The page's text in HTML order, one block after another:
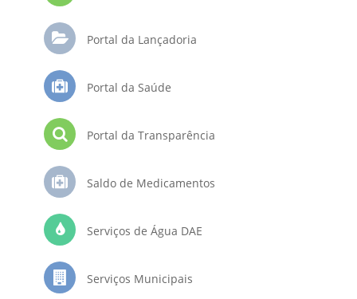
Portal da Lançadoria
Portal da Saúde
Portal da Transparência
Saldo de Medicamentos
Serviços de Água DAE
Serviços Municipais